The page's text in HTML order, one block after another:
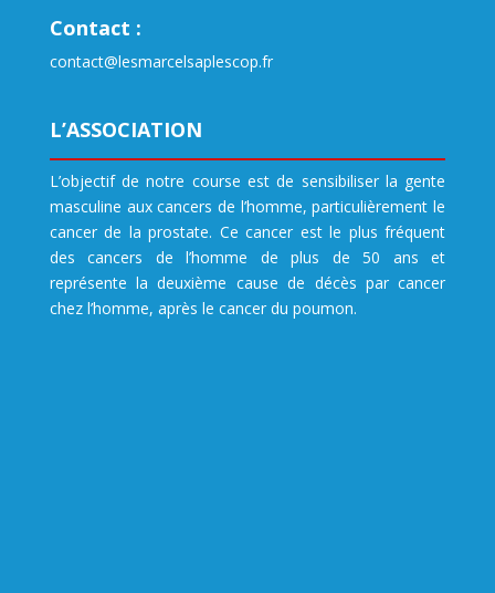
Contact :
contact@lesmarcelsaplescop.fr
L’ASSOCIATION
L’objectif de notre course est de sensibiliser la gente
masculine aux cancers de l’homme, particulièrement le
cancer de la prostate. Ce cancer est le plus fréquent
des cancers de l’homme de plus de 50 ans et
représente la deuxième cause de décès par cancer
chez l’homme, après le cancer du poumon.